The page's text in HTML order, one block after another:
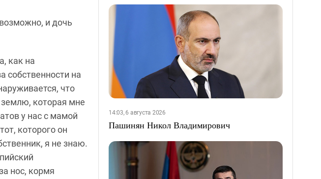
и дочь
как на
собственности на
что
землю, которая мне
у нас с мамой
которого он
я не знаю.
нос, кормя
14:03, 6 августа 2026
Пашинян Никол Владимирович